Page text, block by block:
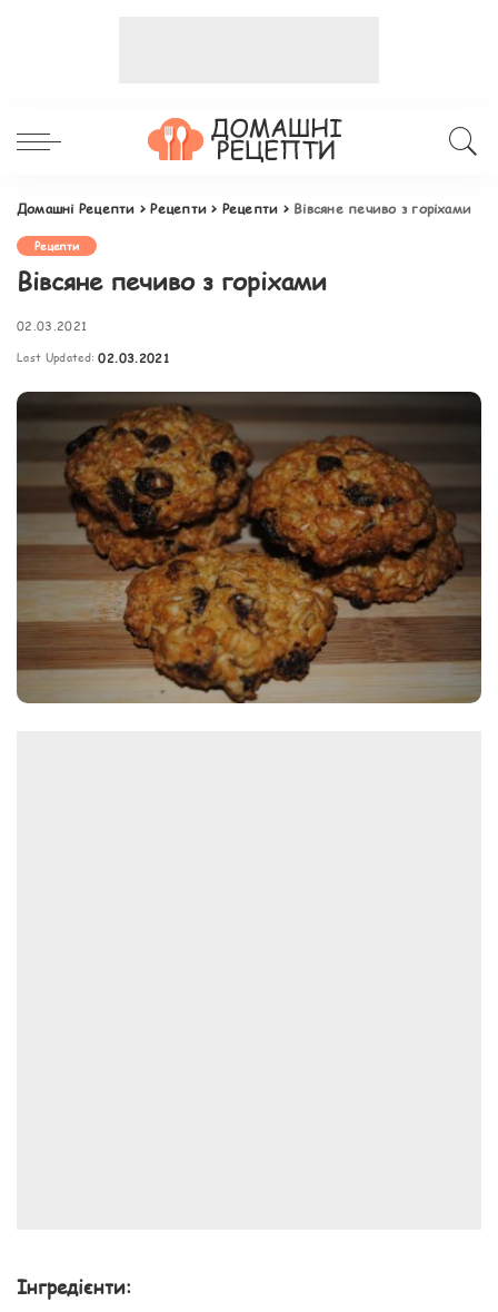
Домашні Рецепти >Рецепти > Рецепти > Вівсяне печиво з горіхами
Рецепти
Вівсяне печиво з горіхами
02.03.2021
Last Updated: 02.03.2021
Інгредієнти: